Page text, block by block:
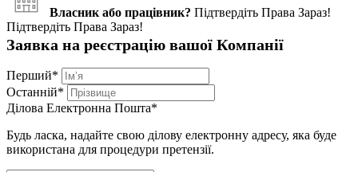
Власник або працівник? Підтвердіть Права Зараз!
Підтвердіть Права Зараз!
Заявка на реєстрацію вашої Компанії
Перший*
Останній*
Ділова Електронна Пошта*
Будь ласка, надайте свою ділову електронну адресу, яка буде
використана для процедури претензії.